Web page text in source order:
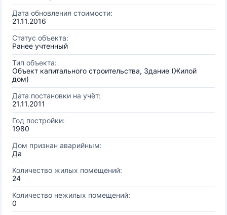
Дата обновления стоимости:
21.11.2016
Статус объекта:
Ранее учтенный
Тип объекта:
Объект капитального строительства, Здание (Жилой
дом)
Дата постановки на учёт:
21.11.2011
Год постройки:
1980
Дом признан аварийным:
Да
Количество жилых помещений:
24
Количество нежилых помещений:
0